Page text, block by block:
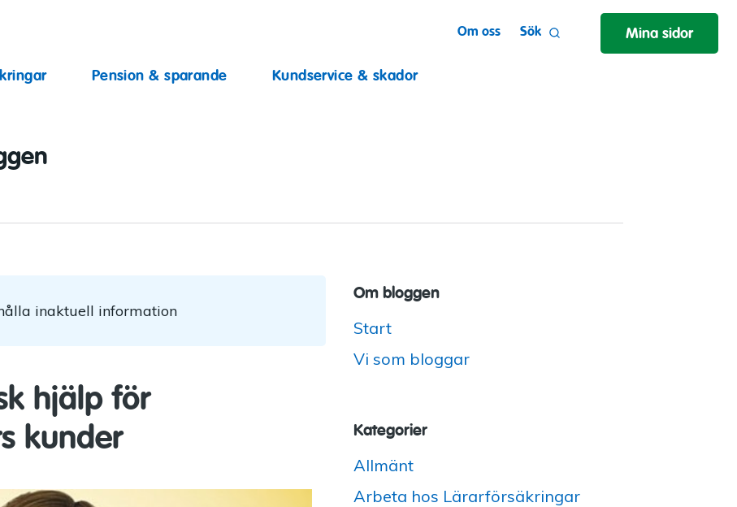
Pension & sparande Kundservice & skador
Om oss Sök Mina sidor
inaktuell information
hjälp för
kunder
Om bloggen
Start
Vi som bloggar
Kategorier
Allmänt
Arbeta hos Lärarförsäkringar